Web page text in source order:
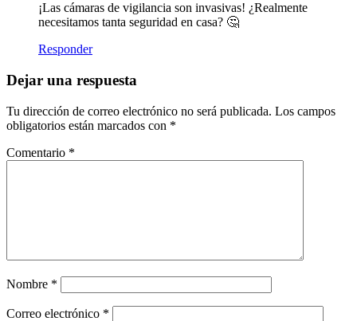
¡Las cámaras de vigilancia son invasivas! ¿Realmente
necesitamos tanta seguridad en casa? 🤔
Responder
Dejar una respuesta
Tu dirección de correo electrónico no será publicada. Los campos
obligatorios están marcados con *
Comentario *
Nombre *
Correo electrónico *